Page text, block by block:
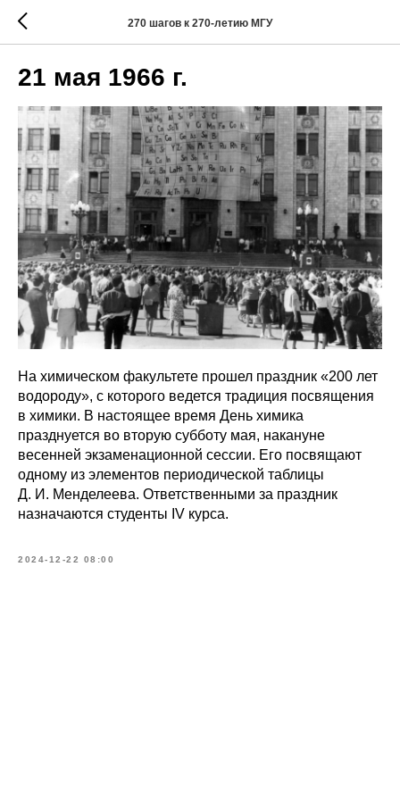
270 шагов к 270-летию МГУ
21 мая 1966 г.
На химическом факультете прошел праздник «200 лет
водороду», с которого ведется традиция посвящения
в химики. В настоящее время День химика
празднуется во вторую субботу мая, накануне
весенней экзаменационной сессии. Его посвящают
одному из элементов периодической таблицы
Д. И. Менделеева. Ответственными за праздник
назначаются студенты IV курса.
2024-12-22 08:00